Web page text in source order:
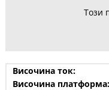
Този
Височина ток:
Височина платформа: